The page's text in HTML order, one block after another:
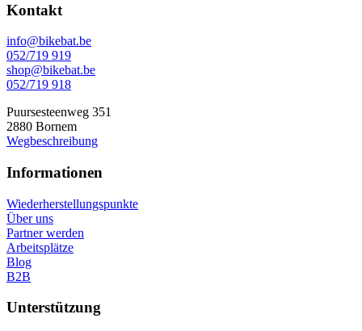
Kontakt
info@bikebat.be
052/719 919
shop@bikebat.be
052/719 918
Puursesteenweg 351
2880 Bornem
Wegbeschreibung
Informationen
Wiederherstellungspunkte
Über uns
Partner werden
Arbeitsplätze
Blog
B2B
Unterstützung